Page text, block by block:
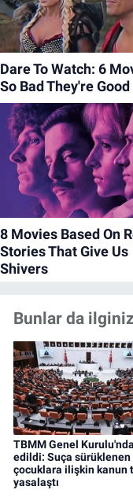
Bunlar da
TBMM Genel
edildi: Suça sürüklenen
çocuklara ilişkin kanun
yasalaştı